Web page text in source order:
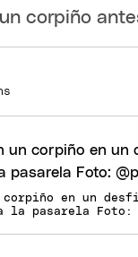
corpiño
corpiño en un
pasarela Foto: